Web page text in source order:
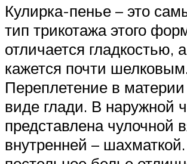
Кулирка-пенье – это
тип трикотажа этого
отличается гладкостью,
кажется почти
Переплетение в
виде глади. В наружной
представлена чулочной
внутренней –